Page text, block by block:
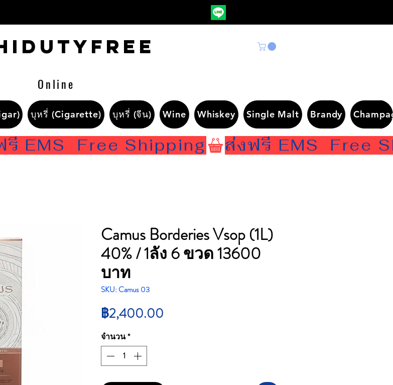
Online
บุหรี่ (Cigarette) บุหรี่ (จีน) Wine Whiskey Single Malt Brandy
Camus Borderies Vsop (1L)
40% / 1ลัง 6 ขวด 13600
บาท
SKU: Camus 03
฿2,400.00
จำนวน*